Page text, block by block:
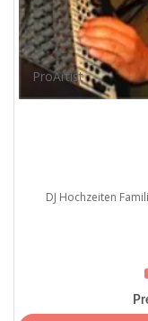
ProArtist
DJ Hochzeiten